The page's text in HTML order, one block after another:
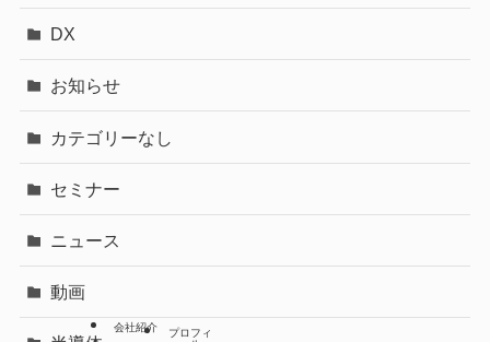
DX
お知らせ
カテゴリーなし
セミナー
ニュース
動画
会社紹介
プロフィ